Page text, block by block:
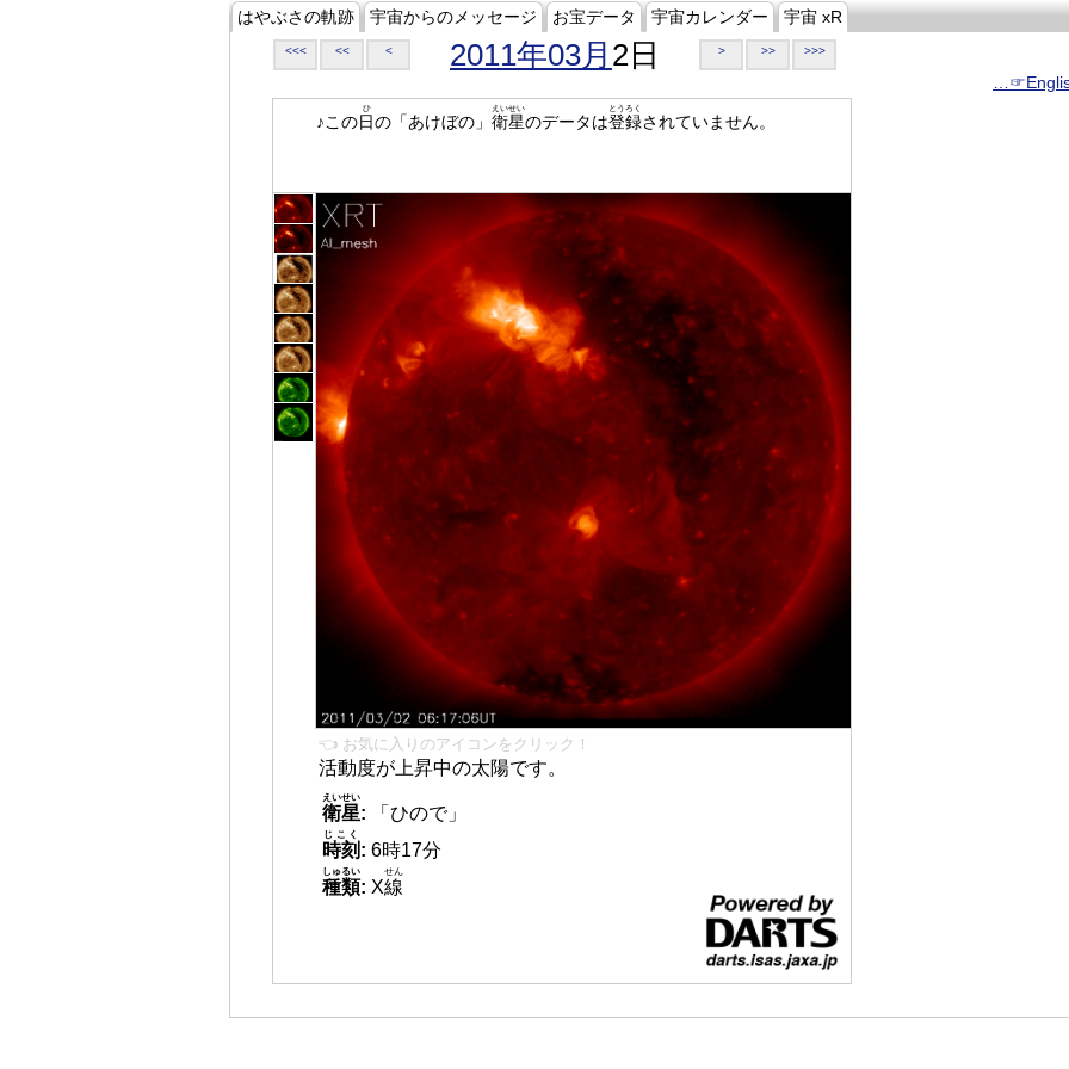
はやぶさの軌跡 宇宙からのメッセージ お宝データ 宇宙カレンダー 宇宙 xR
<<< << < 2011年03月 2日 > >> >>>
♪この日
ひ
の「あけぼの」 衛星
えいせい
のデータは登録
とうろく
されていません。
👈 お気に入りのアイコンをクリック！
活動度が上昇中の太陽です。
衛星
えいせい
:
「ひので」
時刻
じこく
: 6時17分
種類
しゅるい
: X線
せん